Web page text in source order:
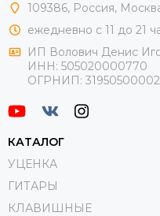
109386, Россия,
ежедневно с 11 до 21
ИП Волович Денис
ИНН: 505020000770
ОГРНИП:
КАТАЛОГ
УЦЕНКА
ГИТАРЫ
КЛАВИШНЫЕ